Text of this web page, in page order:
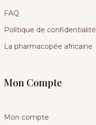
FAQ
Politique de confidentialité
La pharmacopée africaine
Mon Compte
Mon compte